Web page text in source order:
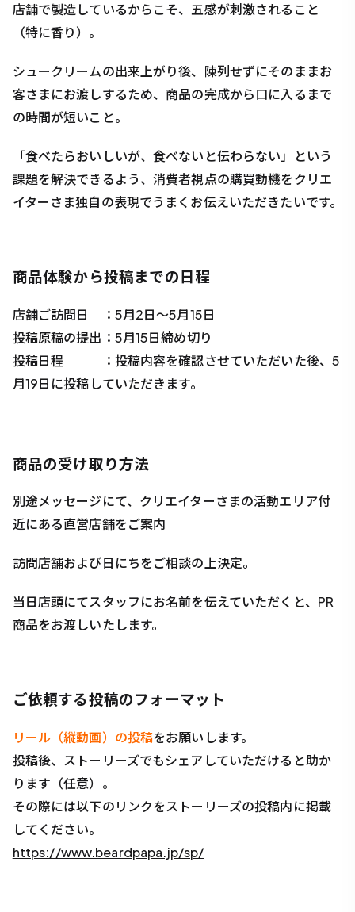
店舗で製造しているからこそ、五感が刺激されること
（特に香り）。
シュークリームの出来上がり後、陳列せずにそのままお
客さまにお渡しするため、商品の完成から口に入るまで
の時間が短いこと。
「食べたらおいしいが、食べないと伝わらない」という
課題を解決できるよう、消費者視点の購買動機をクリエ
イターさま独自の表現でうまくお伝えいただきたいです。
商品体験から投稿までの日程
店舗ご訪問日 ：5月2日〜5月15日
投稿原稿の提出：5月15日締め切り
投稿日程 ：投稿内容を確認させていただいた後、5
月19日に投稿していただきます。
商品の受け取り方法
別途メッセージにて、クリエイターさまの活動エリア付
近にある直営店舗をご案内
訪問店舗および日にちをご相談の上決定。
当日店頭にてスタッフにお名前を伝えていただくと、PR
商品をお渡しいたします。
ご依頼する投稿のフォーマット
リール（縦動画）の投稿をお願いします。
投稿後、ストーリーズでもシェアしていただけると助か
ります（任意）。
その際には以下のリンクをストーリーズの投稿内に掲載
してください。
https://www.beardpapa.jp/sp/